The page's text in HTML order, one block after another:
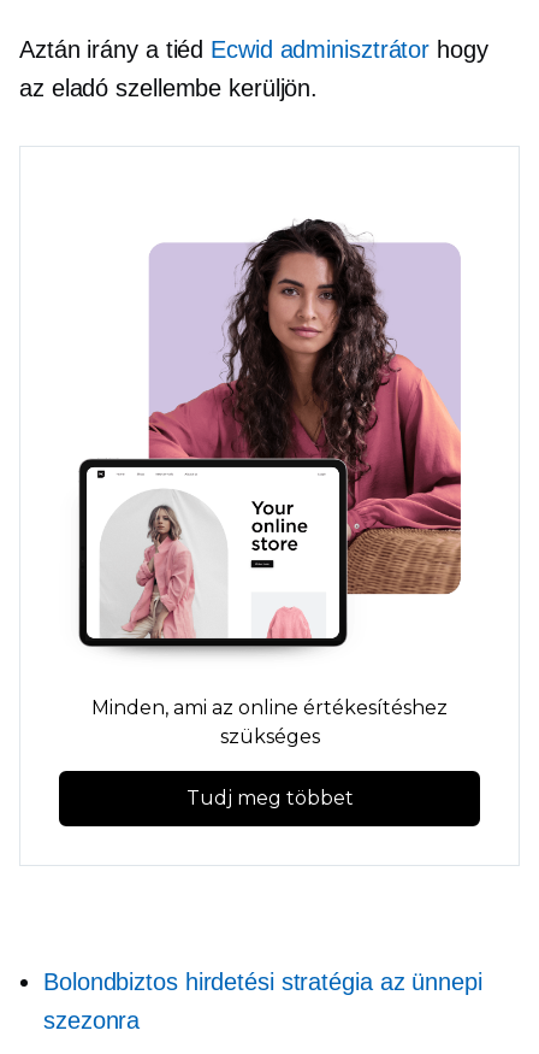
Aztán irány a tiéd Ecwid adminisztrátor hogy
az eladó szellembe kerüljön.
Minden, ami az online értékesítéshez
szükséges
Tudj meg többet
Bolondbiztos hirdetési stratégia az ünnepi
szezonra